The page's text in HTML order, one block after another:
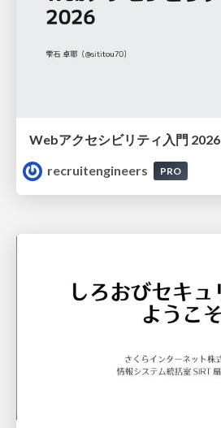
Webアクセシビリティ入門 2026
recruitengineers
PRO